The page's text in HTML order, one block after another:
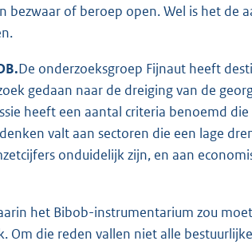
bezwaar of beroep open. Wel is het de
De onderzoeksgroep Fijnaut heeft
gedaan naar de dreiging van de
heeft een aantal criteria benoemd
valt aan sectoren die een lage
onduidelijk zijn, en aan
het Bibob-instrumentarium zou
Om die reden vallen niet alle